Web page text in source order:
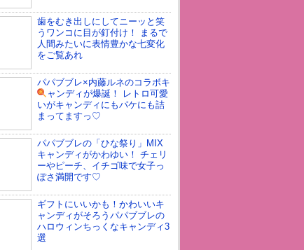
歯をむき出しにしてニーッと笑
うワンコに目が釘付け！ まるで
人間みたいに表情豊かな七変化
をご覧あれ
パパブブレ×内藤ルネのコラボキ
ャンディが爆誕！ レトロ可愛
いがキャンディにもパケにも詰
まってますっ♡
パパブブレの「ひな祭り」MIX
キャンディがかわゆい！ チェリ
ーやピーチ、イチゴ味で女子っ
ぽさ満開です♡
ギフトにいいかも！かわいいキ
ャンディがそろうパパブブレの
ハロウィンちっくなキャンディ3
選